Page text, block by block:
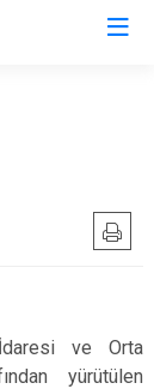
ve Orta
yürütülen